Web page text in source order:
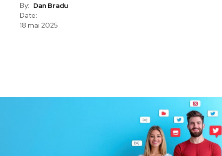
By: Dan Bradu
Date:
18 mai 2025